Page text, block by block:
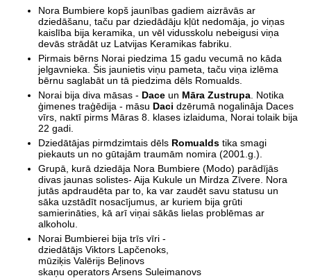
Nora Bumbiere kopš jaunības gadiem aizrāvās ar
dziedāšanu, taču par dziedādāju kļūt nedomāja, jo viņas
kaislība bija keramika, un vēl vidusskolu nebeigusi viņa
devās strādāt uz Latvijas Keramikas fabriku.
Pirmais bērns Norai piedzima 15 gadu vecumā no kāda
jelgavnieka. Šis jaunietis viņu pameta, taču viņa izlēma
bērnu saglabāt un tā piedzima dēls Romualds.
Norai bija diva māsas - Dace un Māra Zustrupa . Notika
ģimenes traģēdija - māsu Daci dzērumā nogalināja Daces
vīrs, naktī pirms Māras 8. klases izlaiduma, Norai tolaik bija
22 gadi.
Dziedātājas pirmdzimtais dēls Romualds tika smagi
piekauts un no gūtajām traumām nomira (2001.g.).
Grupā, kurā dziedāja Nora Bumbiere (Modo) parādījās
divas jaunas solistes- Aija Kukule un Mirdza Zīvere. Nora
jutās apdraudēta par to, ka var zaudēt savu statusu un
sāka uzstādīt nosacījumus, ar kuriem bija grūti
samierināties, kā arī viņai sākās lielas problēmas ar
alkoholu.
Norai Bumbierei bija trīs vīri -
dziedātājs Viktors Lapčenoks,
mūziķis Valērijs Beļinovs
skaņu operators Arsens Suleimanovs